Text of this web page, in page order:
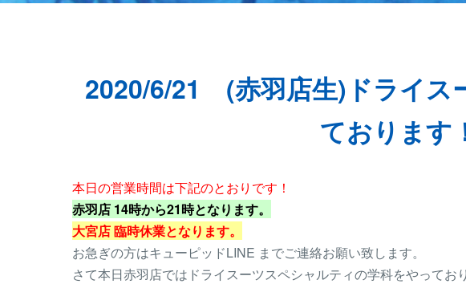
2020/6/21 (赤羽店生)ドライス
ております
本日の営業時間は下記のとおりです！
赤羽店 14時から21時となります。
大宮店 臨時休業となります。
お急ぎの方はキューピッドLINE までご連絡お願い致します。
さて本日赤羽店ではドライスーツスペシャルティの学科をやってお